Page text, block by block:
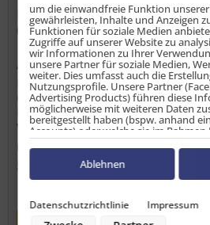
Kombi-Zurrschiene,
(Kombi-Ankerschiene)
Artikel-Nr.:LS-ZS-10951
Die Kombi-Zurrschiene oder auch
der eloxierten Ausführung, dient
Ladung im LKW, Anhänger oder
weltweit eine der beliebtesten
Transportbranche....
Inhalt3 Meter(19,98 €/ 1 Meter)
59,95 € * ggf. zzgl. Sperrgut II pro
um die einwandfreie Funktion
gewährleisten, Inhalte und Anzeigen
Funktionen für soziale Medien
Zugriffe auf unserer Website zu
wir Informationen zu Ihrer
unsere Partner für soziale Medien,
weiter. Dies umfasst auch die
Nutzungsprofile. Unsere Partner
Advertising Products) führen diese
möglicherweise mit weiteren Daten
bereitgestellt haben (bspw. anhand
Accounts) oder welche sie im
Dienste gesammelt haben (bspw.
Geräte). Ihre Einwilligung zur
können Sie jederzeit widerrufen,
Datenschutz-Button links unten
Zwecke der Datenverarbeitung durch
Datenschutzrichtlinie Impressum
Ablehnen